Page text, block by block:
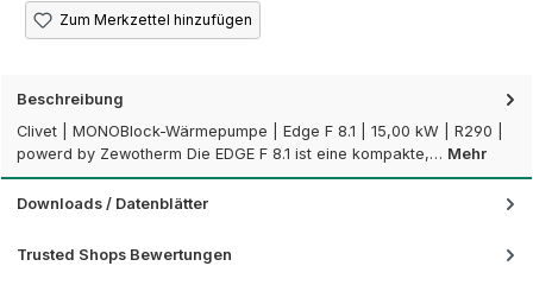
Zum Merkzettel hinzufügen
Beschreibung
Clivet | MONOBlock-Wärmepumpe | Edge F 8.1 | 15,00 kW | R290 |
powerd by Zewotherm Die EDGE F 8.1 ist eine kompakte,… Mehr
Downloads / Datenblätter
Trusted Shops Bewertungen